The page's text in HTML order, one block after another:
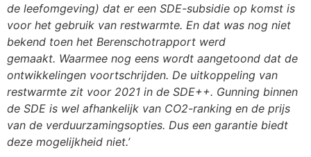
de leefomgeving) dat er een SDE-subsidie op komst is
voor het gebruik van restwarmte. En dat was nog niet
bekend toen het Berenschotrapport werd
gemaakt. Waarmee nog eens wordt aangetoond dat de
ontwikkelingen voortschrijden. De uitkoppeling van
restwarmte zit voor 2021 in de SDE++. Gunning binnen
de SDE is wel afhankelijk van CO2-ranking en de prijs
van de verduurzamingsopties. Dus een garantie biedt
deze mogelijkheid niet.’